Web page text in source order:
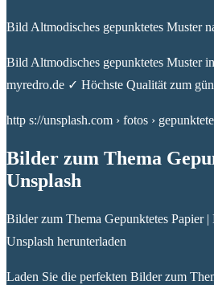
Bild Altmodisches gepunktetes Muster
Bild Altmodisches gepunktetes Muster
myredro.de ✓ Höchste Qualität zum
http s://unsplash.com › fotos ›
Bilder zum Thema
Unsplash
Bilder zum Thema Gepunktetes Papier
Unsplash herunterladen
Laden Sie die perfekten Bilder zum